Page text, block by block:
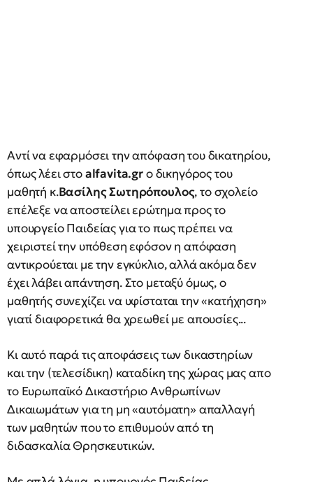
Αντί να εφαρμόσει την απόφαση του δικατηρίου,
όπως λέει στοalfavita.grο δικηγόρος του
μαθητή κ.Βασίλης Σωτηρόπουλος, το σχολείο
επέλεξε να αποστείλει ερώτημα προς το
υπουργείο Παιδείας για το πως πρέπει να
χειριστεί την υπόθεση εφόσον η απόφαση
αντικρούεται με την εγκύκλιο, αλλά ακόμα δεν
έχει λάβει απάντηση. Στο μεταξύ όμως, ο
μαθητής συνεχίζει να υφίσταται την «κατήχηση»
γιατί διαφορετικά θα χρεωθεί με απουσίες...
Κι αυτό παρά τις αποφάσεις των δικαστηρίων
και την (τελεσίδικη) καταδίκη της χώρας μας απο
το Ευρωπαϊκό Δικαστήριο Ανθρωπίνων
Δικαιωμάτων για τη μη «αυτόματη» απαλλαγή
των μαθητών που το επιθυμούν από τη
διδασκαλία Θρησκευτικών.